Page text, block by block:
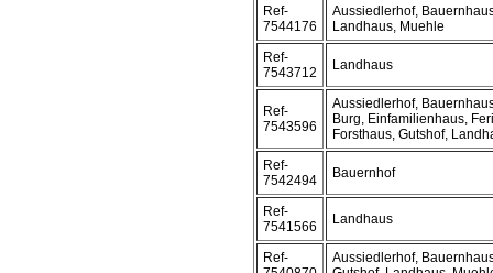
Ref-
7544176
Aussiedlerhof,
Landhaus, Muehle
Ref-
7543712
Landhaus
Ref-
7543596
Aussiedlerhof,
Burg, Einfamilienhaus,
Forsthaus, Gutshof,
Ref-
7542494
Bauernhof
Ref-
7541566
Landhaus
Ref-
Aussiedlerhof,